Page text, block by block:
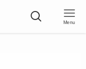
Menu